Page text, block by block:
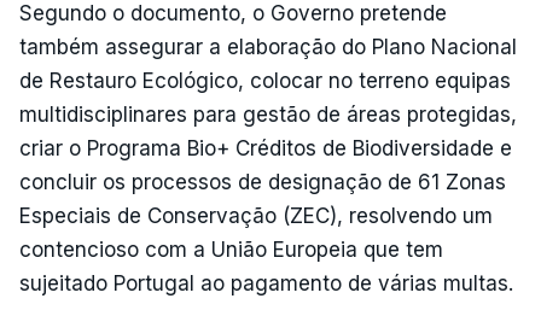
Segundo o documento, o Governo pretende
também assegurar a elaboração do Plano Nacional
de Restauro Ecológico, colocar no terreno equipas
multidisciplinares para gestão de áreas protegidas,
criar o Programa Bio+ Créditos de Biodiversidade e
concluir os processos de designação de 61 Zonas
Especiais de Conservação (ZEC), resolvendo um
contencioso com a União Europeia que tem
sujeitado Portugal ao pagamento de várias multas.